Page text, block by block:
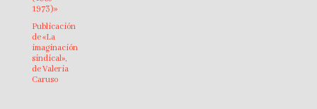
1973)»
Publicación
de «La
imaginación
sindical»,
de Valeria
Caruso